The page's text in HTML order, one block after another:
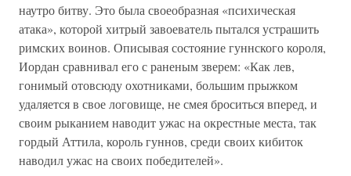
наутро битву. Это была своеобразная «психическая
атака», которой хитрый завоеватель пытался устрашить
римских воинов. Описывая состояние гуннского короля,
Иордан сравнивал его с раненым зверем: «Как лев,
гонимый отовсюду охотниками, большим прыжком
удаляется в свое логовище, не смея броситься вперед, и
своим рыканием наводит ужас на окрестные места, так
гордый Аттила, король гуннов, среди своих кибиток
наводил ужас на своих победителей».